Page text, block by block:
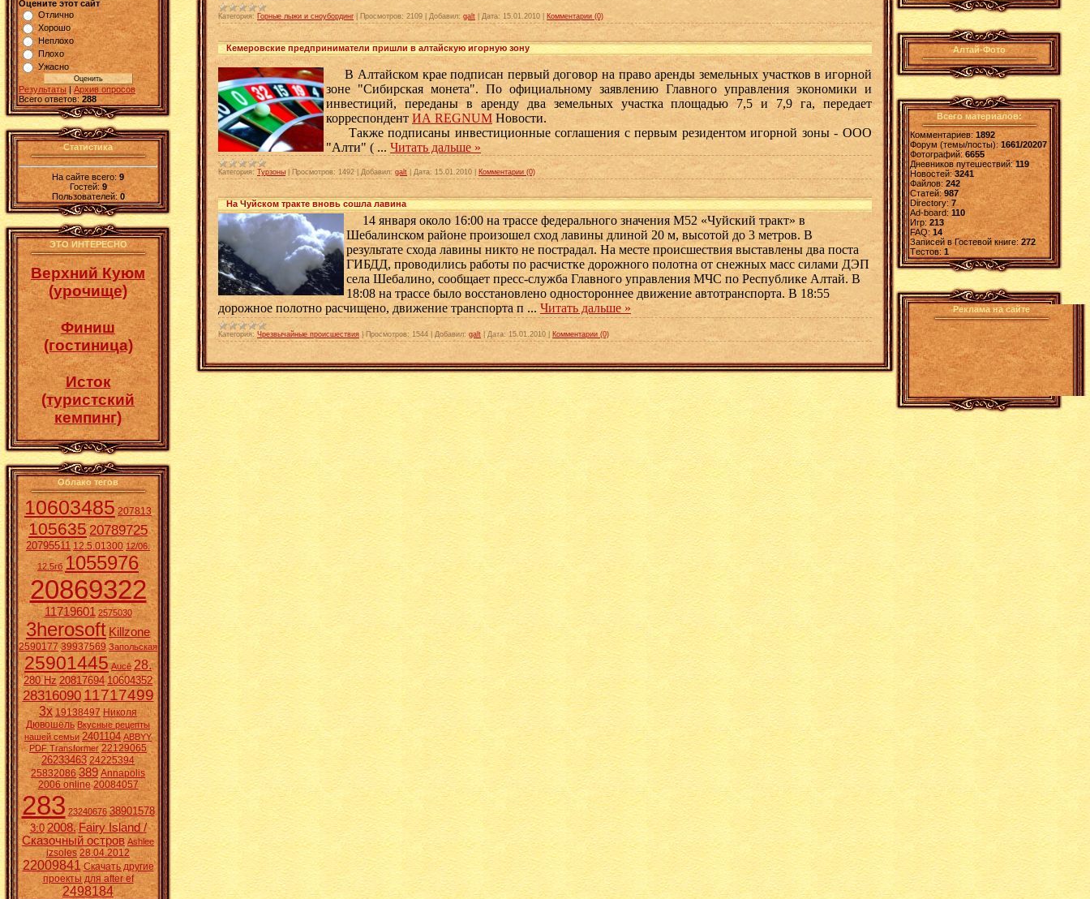
Оцените этот сайт
Отлично
Хорошо
Неплохо
Плохо
Ужасно
Результаты | Архив опросов
Всего ответов: 288
Статистика
На сайте всего:9
Гостей:9
Пользователей: 0
ЭТО ИНТЕРЕСНО
Верхний Куюм
(урочище)
Финиш
(гостиница)
Исток
(туристский
кемпинг)
Облако тегов
10603485 207813
10563520789725
20795511 12.5.01300 12/06.
12.5гб 1055976
20869322
11719601 2575030
3herosoft Killzone
2590177 39937569 Запольская
25901445 Aucē 28.
280 Hz 20817694 10604352
2831609011717499
3x 19138497 Николя
Дювошель Вкусные рецепты
нашей семьи 2401104 ABBYY
PDF Transformer 22129065
26233463 24225394
25832086 389 Annapolis
2006 online 20084057
283 23240676 38901578
3:0 2008. Fairy Island /
Сказочный остров Ashlee
izsoles 28.04.2012
22009841 Скачать другие
проекты для after ef
2498184
Категория: Горные лыжи и сноубординг Просмотров: 2109 Добавил: galt Дата: 15.01.2010 Комментарии (0)
Кемеровские предприниматели пришли в алтайскую игорную зону
В Алтайском крае подписан первый договор на право аренды земельных участков в игорной
зоне "Сибирская монета". По официальному заявлению Главного управления экономики и
инвестиций, переданы в аренду два земельных участка площадью 7,5 и 7,9 га, передает
корреспондент ИА REGNUM Новости.
Также подписаны инвестиционные соглашения с первым резидентом игорной зоны - ООО
"Алти" ( ... Читать дальше »
Категория: Турзоны Просмотров: 1492 Добавил: galt Дата: 15.01.2010 Комментарии (0)
На Чуйском тракте вновь сошла лавина
14 января около 16:00 на трассе федерального значения М52 «Чуйский тракт» в
Шебалинском районе произошел сход лавины длиной 20 м, высотой до 3 метров. В
результате схода лавины никто не пострадал. На месте происшествия выставлены два поста
ГИБДД, проводились работы по расчистке дорожного полотна от снежных масс силами ДЭП
села Шебалино, сообщает пресс-служба Главного управления МЧС по Республике Алтай. В
18:08 на трассе было восстановлено одностороннее движение автотранспорта. В 18:55
дорожное полотно расчищено, движение транспорта п ... Читать дальше »
Категория: Чрезвычайные происшествия Просмотров: 1544 |Добавил: galt Дата: 15.01.2010 Комментарии (0)
Алтай-Фото
Всего материалов:
Комментариев: 1892
Форум (темы/посты):1661/20207
Фотографий:6655
Дневников путешествий:119
Новостей:3241
Файлов: 242
Статей:987
Directory: 7
Ad-board:110
Игр: 213
FAQ:14
Записей в Гостевой книге:272
Tестов: 1
Реклама на сайте